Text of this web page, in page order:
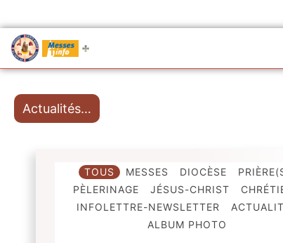
Messes
Actualités…
TOUS MESSES DIOCÈSE
PÈLERINAGE
JÉSUS-CHRIST
INFOLETTRE-NEWSLETTER
ALBUM PHOTO